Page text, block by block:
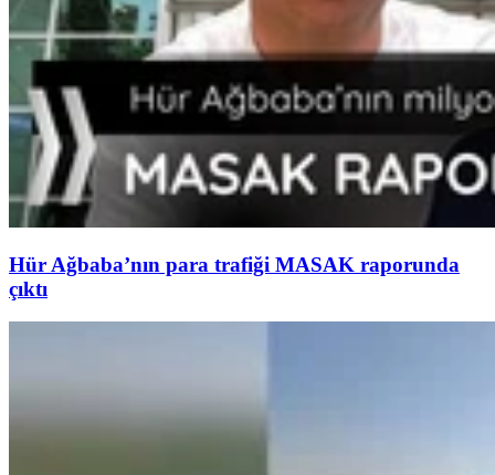
Hür Ağbaba’nın para trafiği MASAK raporunda
çıktı